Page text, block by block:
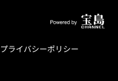
プライバシーポリシー